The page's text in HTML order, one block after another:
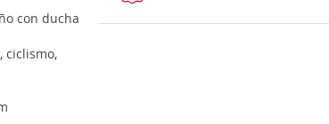
con ducha
ciclismo,